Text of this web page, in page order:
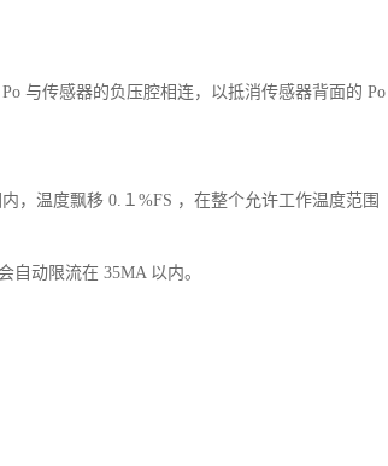
与传感器的负压腔相连，以抵消传感器背面的 Po
温度飘移 0.１%FS ，在整个允许工作温度范围
动限流在 35MA 以内。